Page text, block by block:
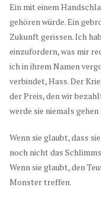
Ein mit einem
gehören würde. Ein
Zukunft gerissen. Ich
einzufordern, was mir
ich in ihrem Namen
verbindet, Hass. Der
der Preis, den wir
werde sie niemals gehen
Wenn sie glaubt, dass
noch nicht das
Wenn sie glaubt, den
Monster treffen.